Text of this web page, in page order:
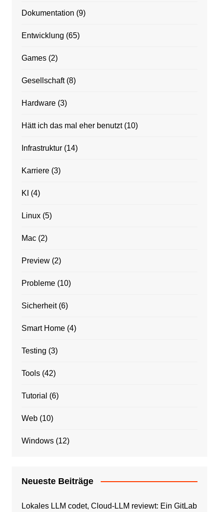
Dokumentation (9)
Entwicklung (65)
Games(2)
Gesellschaft(8)
Hardware(3)
Hätt ich das mal eher benutzt(10)
Infrastruktur(14)
Karriere(3)
KI (4)
Linux(5)
Mac(2)
Preview(2)
Probleme(10)
Sicherheit(6)
Smart Home(4)
Testing (3)
Tools(42)
Tutorial (6)
Web(10)
Windows(12)
Neueste Beiträge
Lokales LLM codet, Cloud-LLM reviewt: Ein GitLab